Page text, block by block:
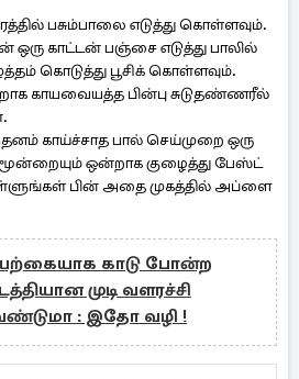
பசும்பாலை எடுத்து கொள்ளவும்.
ஒரு காட்டன் பஞ்சை எடுத்து பாலில்
கொடுத்து பூசிக் கொள்ளவும்.
காயவையத்த பின்பு சுடுதண்ணரீல்
காய்ச்சாத பால் செய்முறை ஒரு
ஒன்றாக குழைத்து பேஸ்ட்
பின் அதை முகத்தில் அப்ளை
காடு போன்ற
முடி வளரச்சி
: இதோ வழி !